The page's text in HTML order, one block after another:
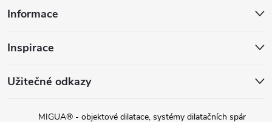
Informace
Inspirace
Užitečné odkazy
MIGUA® - objektové dilatace, systémy dilatačních spár